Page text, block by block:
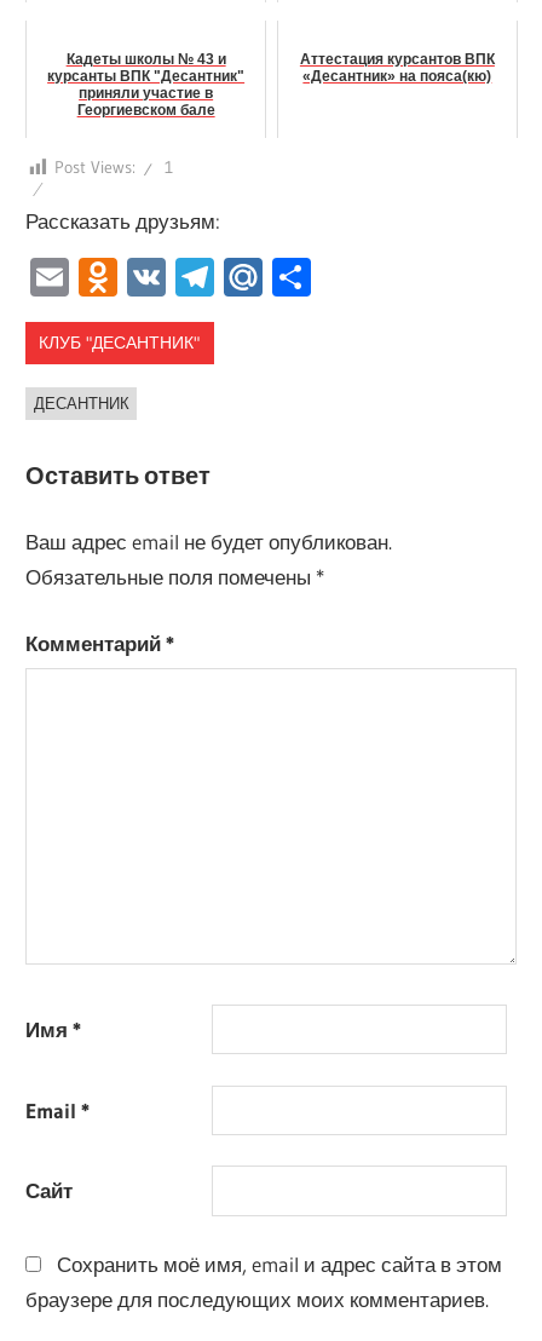
Кадеты школы № 43 и
курсанты ВПК "Десантник"
приняли участие в
Георгиевском бале
Аттестация курсантов ВПК
«Десантник» на пояса(кю)
Post Views: 1
Рассказать друзьям:
EmailOdnoklassniki
VK Telegram
Mail.Ru
КЛУБ "ДЕСАНТНИК"
ДЕСАНТНИК
Оставить ответ
Ваш адрес email не будет опубликован.
Обязательные поля помечены *
Комментарий*
Имя*
Email*
Сайт
Сохранить моё имя, email и адрес сайта в этом
браузере для последующих моих комментариев.